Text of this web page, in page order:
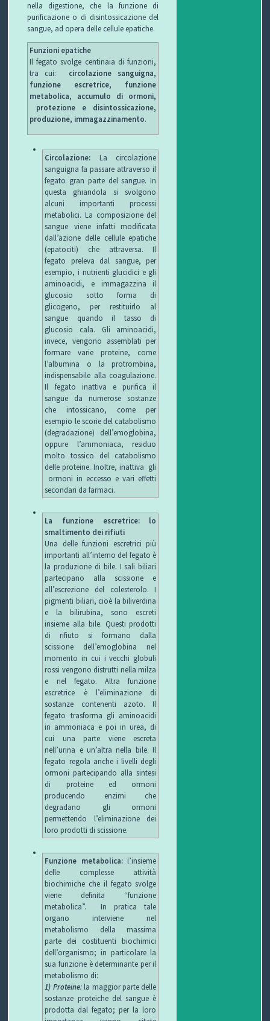
nella digestione, che la funzione di
purificazione o di disintossicazione del
sangue, ad opera delle cellule epatiche.
Funzioni epatiche
Il fegato svolge centinaia di funzioni,
tra cui: circolazione sanguigna,
funzione escretrice, funzione
metabolica, accumulo di ormoni,
protezione e disintossicazione,
produzione, immagazzinamento.
Circolazione: La circolazione
sanguigna fa passare attraverso il
fegato gran parte del sangue. In
questa ghiandola si svolgono
alcuni importanti processi
metabolici. La composizione del
sangue viene infatti modificata
dall’azione delle cellule epatiche
(epatociti) che attraversa. Il
fegato preleva dal sangue, per
esempio, i nutrienti glucidici e gli
aminoacidi, e immagazzina il
glucosio sotto forma di
glicogeno, per restituirlo al
sangue quando il tasso di
glucosio cala. Gli aminoacidi,
invece, vengono assemblati per
formare varie proteine, come
l’albumina o la protrombina,
indispensabile alla coagulazione.
Il fegato inattiva e purifica il
sangue da numerose sostanze
che intossicano, come per
esempio le scorie del catabolismo
(degradazione) dell’emoglobina,
oppure l’ammoniaca, residuo
molto tossico del catabolismo
delle proteine. Inoltre, inattiva gli
ormoni in eccesso e vari effetti
secondari da farmaci.
La funzione escretrice: lo
smaltimento dei rifiuti
Una delle funzioni escretrici più
importanti all’interno del fegato è
la produzione di bile. I sali biliari
partecipano alla scissione e
all’escrezione del colesterolo. I
pigmenti biliari, cioè la biliverdina
e la bilirubina, sono escreti
insieme alla bile. Questi prodotti
di rifiuto si formano dalla
scissione dell’emoglobina nel
momento in cui i vecchi globuli
rossi vengono distrutti nella milza
e nel fegato. Altra funzione
escretrice è l’eliminazione di
sostanze contenenti azoto. Il
fegato trasforma gli aminoacidi
in ammoniaca e poi in urea, di
cui una parte viene escreta
nell’urina e un’altra nella bile. Il
fegato regola anche i livelli degli
ormoni partecipando alla sintesi
di proteine ed ormoni
producendo enzimi che
degradano gli ormoni
permettendo l’eliminazione dei
loro prodotti di scissione.
Funzione metabolica:l’insieme
delle complesse attività
biochimiche che il fegato svolge
viene definita “funzione
metabolica”. In pratica tale
organo interviene nel
metabolismo della massima
parte dei costituenti biochimici
dell’organismo; in particolare la
sua funzione è determinante per il
metabolismo di:
1) Proteine:la maggior parte delle
sostanze proteiche del sangue è
prodotta dal fegato; per la loro